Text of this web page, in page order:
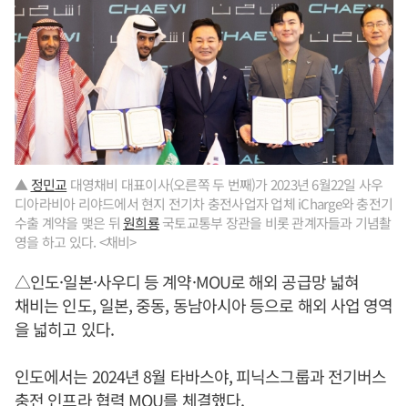
▲ 정민교 대영채비 대표이사(오른쪽 두 번째)가 2023년 6월22일 사우
디아라비아 리야드에서 현지 전기차 충전사업자 업체 iCharge와 충전기
수출 계약을 맺은 뒤원희룡국토교통부 장관을 비롯 관계자들과 기념촬
영을 하고 있다. <채비>
△인도·일본·사우디 등 계약·MOU로 해외 공급망 넓혀
채비는 인도, 일본, 중동, 동남아시아 등으로 해외 사업 영역
을 넓히고 있다.
인도에서는 2024년 8월 타바스야, 피닉스그룹과 전기버스
충전 인프라 협력 MOU를 체결했다.